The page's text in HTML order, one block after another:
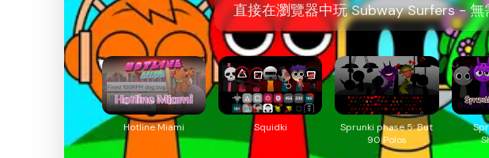
直接在瀏覽器中玩 Subway Surfers - 無
Hotline Miami Squidki
Sprunki phase 5: But
90 Polos